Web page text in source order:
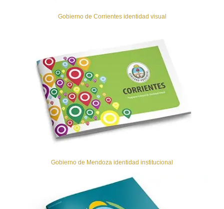
Gobierno de Corrientes identidad visual
Gobierno de Mendoza identidad institucional